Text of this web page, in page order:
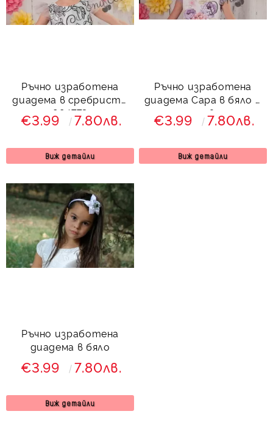
Ръчно изработена
диадема в сребристо
994773
€3.99 7.80лв.
Виж детайли
Ръчно изработена
диадема Сара в бяло и
лилаво
€3.99 7.80лв.
Виж детайли
Ръчно изработена
диадема в бяло
€3.99 7.80лв.
Виж детайли